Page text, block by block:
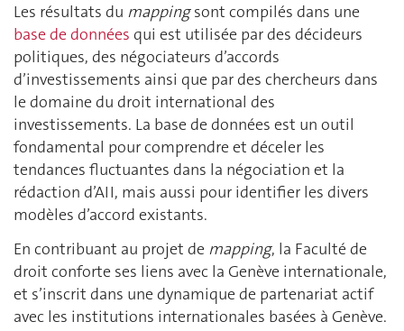
Les résultats du mappingsont compilés dans une
base de données qui est utilisée par des décideurs
politiques, des négociateurs d’accords
d’investissements ainsi que par des chercheurs dans
le domaine du droit international des
investissements. La base de données est un outil
fondamental pour comprendre et déceler les
tendances fluctuantes dans la négociation et la
rédaction d’AII, mais aussi pour identifier les divers
modèles d’accord existants.
En contribuant au projet de mapping, la Faculté de
droit conforte ses liens avec la Genève internationale,
et s’inscrit dans une dynamique de partenariat actif
avec les institutions internationales basées à Genève.